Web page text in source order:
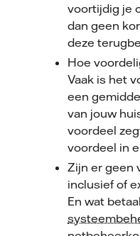
voortijdig je
dan geen
deze
Hoe
Vaak is het
een
van jouw
voordeel
voordeel in
Zijn er geen
inclusief of
En wat